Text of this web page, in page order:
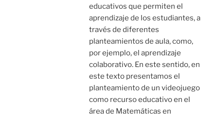
educativos que permiten el
aprendizaje de los estudiantes, a
través de diferentes
planteamientos de aula, como,
por ejemplo, el aprendizaje
colaborativo. En este sentido, en
este texto presentamos el
planteamiento de un videojuego
como recurso educativo en el
área de Matemáticas en